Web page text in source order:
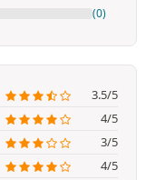
(0)
3.5/5
4/5
3/5
4/5